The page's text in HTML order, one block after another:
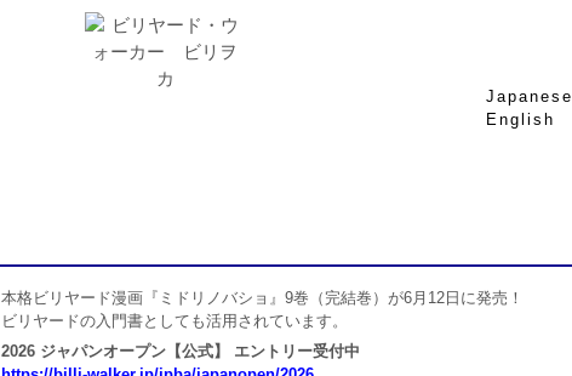
Japanese
English
本格ビリヤード漫画『ミドリノバショ』9巻（完結巻）が6月12日に発売！
ビリヤードの入門書としても活用されています。
2026 ジャパンオープン【公式】 エントリー受付中